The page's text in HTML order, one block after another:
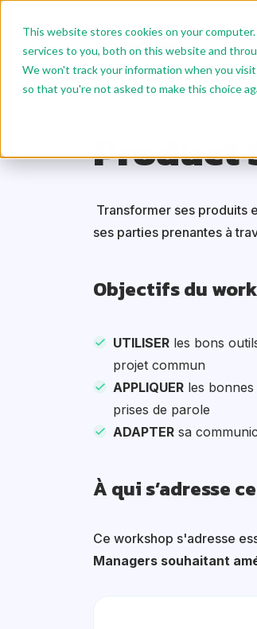
This website stores cookies on your
services to you, both on this website and
We won't track your information when you
so that you're not asked to make this choice
Nos
Nous
Transformer ses produits
ses parties prenantes à
Objectifs du
UTILISER les bons
projet commun
APPLIQUER les
prises de parole
ADAPTER sa
À qui s’adresse
Ce workshop s'adresse
Managers souhaitant